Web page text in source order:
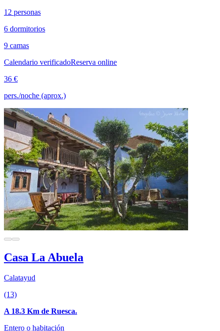
12 personas
6 dormitorios
9 camas
Calendario verificadoReserva online
36 €
pers./noche (aprox.)
Casa La Abuela
Calatayud
(13)
A 18.3 Km de Ruesca.
Entero o habitación